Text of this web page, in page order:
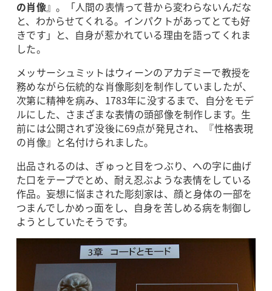
の肖像』。「人間の表情って昔から変わらないんだな
と、わからせてくれる。インパクトがあってとても好
きです」と、自身が惹かれている理由を語ってくれま
した。
メッサーシュミットはウィーンのアカデミーで教授を
務めながら伝統的な肖像彫刻を制作していましたが、
次第に精神を病み、1783年に没するまで、自分をモデ
ルにした、さまざまな表情の頭部像を制作します。生
前には公開されず没後に69点が発見され、『性格表現
の肖像』と名付けられました。
出品されるのは、ぎゅっと目をつぶり、への字に曲げ
た口をテープでとめ、耐え忍ぶような表情をしている
作品。妄想に悩まされた彫刻家は、顔と身体の一部を
つまんでしかめっ面をし、自身を苦しめる病を制御し
ようとしていたそうです。